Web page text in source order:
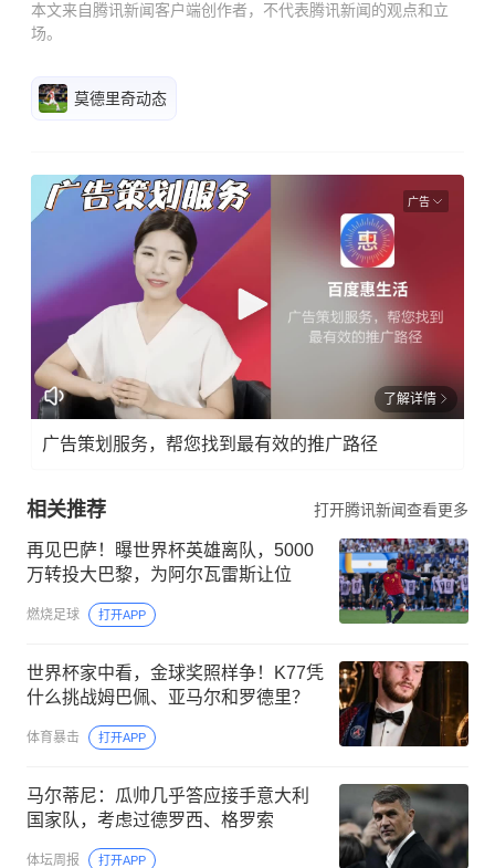
本文来自腾讯新闻客户端创作者，不代表腾讯新闻的观点和立
场。
莫德里奇动态
广告
了解详情
广告策划服务，帮您找到最有效的推广路径
相关推荐 打开腾讯新闻查看更多
再见巴萨！曝世界杯英雄离队，5000
万转投大巴黎，为阿尔瓦雷斯让位
燃烧足球 打开APP
世界杯家中看，金球奖照样争！K77凭
什么挑战姆巴佩、亚马尔和罗德里？
体育暴击 打开APP
马尔蒂尼：瓜帅几乎答应接手意大利
国家队，考虑过德罗西、格罗索
体坛周报 打开APP